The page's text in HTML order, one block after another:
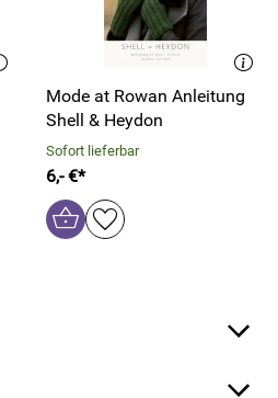
Mode at Rowan Anleitung
Shell & Heydon
Sofort lieferbar
6,- €*